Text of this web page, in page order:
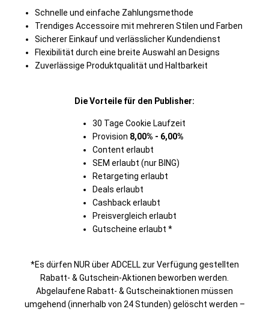
Schnelle und einfache Zahlungsmethode
Trendiges Accessoire mit mehreren Stilen und Farben
Sicherer Einkauf und verlässlicher Kundendienst
Flexibilität durch eine breite Auswahl an Designs
Zuverlässige Produktqualität und Haltbarkeit
Die Vorteile für den Publisher:
30 Tage Cookie Laufzeit
Provision 8,00% - 6,00%
Content erlaubt
SEM erlaubt (nur BING)
Retargeting erlaubt
Deals erlaubt
Cashback erlaubt
Preisvergleich erlaubt
Gutscheine erlaubt *
*Es dürfen NUR über ADCELL zur Verfügung gestellten
Rabatt- & Gutschein-Aktionen beworben werden.
Abgelaufene Rabatt- & Gutscheinaktionen müssen
umgehend (innerhalb von 24 Stunden) gelöscht werden –